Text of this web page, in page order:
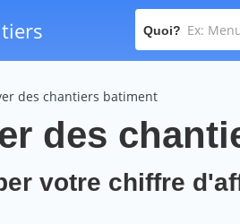
Quoi?
des chantiers batiment
des
votre chiffre